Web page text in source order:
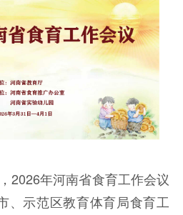
2026年河南省食育工作会议
、示范区教育体育局食育工